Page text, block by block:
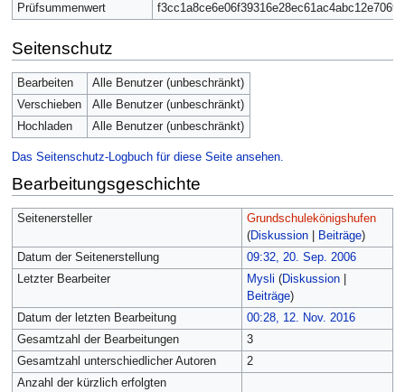
Prüfsummenwert f3cc1a8ce6e06f39316e28ec61ac4abc12e7069e
Seitenschutz
Bearbeiten
Alle Benutzer (unbeschränkt)
Verschieben
Alle Benutzer (unbeschränkt)
Hochladen
Alle Benutzer (unbeschränkt)
Das Seitenschutz-Logbuch für diese Seite ansehen.
Bearbeitungsgeschichte
Seitenersteller
Grundschulekönigshufen
(Diskussion| Beiträge)
Datum der Seitenerstellung
09:32, 20. Sep. 2006
Letzter Bearbeiter
Mysli (Diskussion|
Beiträge)
Datum der letzten Bearbeitung
00:28, 12. Nov. 2016
Gesamtzahl der Bearbeitungen
3
Gesamtzahl unterschiedlicher Autoren
2
Anzahl der kürzlich erfolgten